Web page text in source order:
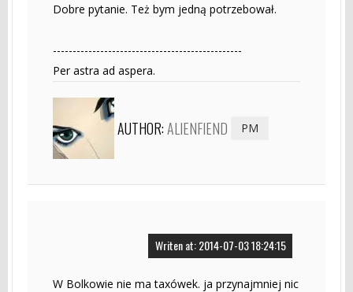
Dobre pytanie. Też bym jedną potrzebował.
------------------------------------------------
Per astra ad aspera.
AUTHOR:ALIENFIEND PM
Writen at: 2014-07-03 18:24:15
W Bolkowie nie ma taxówek. ja przynajmniej nic